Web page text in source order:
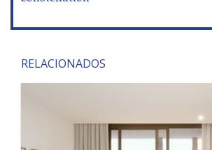
Essence – New Tradition:
Alma Development representa um
apartamentos distribuídos por quatro
numa antiga quinta marcada por jardins